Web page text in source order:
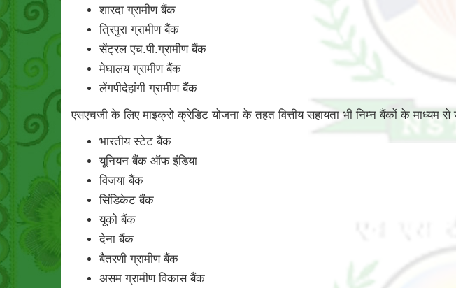
शारदा ग्रामीण बैंक
त्रिपुरा ग्रामीण बैंक
सेंट्रल एच.पी.ग्रामीण बैंक
मेघालय ग्रामीण बैंक
लेंगपीदेहांगी ग्रामीण बैंक
एसएचजी के लिए माइक्रो क्रेडिट योजना के तहत वित्तीय सहायता भी निम्न बैंकों के माध्यम से
भारतीय स्टेट बैंक
यूनियन बैंक ऑफ इंडिया
विजया बैंक
सिंडिकेट बैंक
यूको बैंक
देना बैंक
बैतरणी ग्रामीण बैंक
असम ग्रामीण विकास बैंक